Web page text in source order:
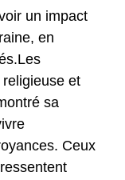
un impact
en
et
sa
Ceux